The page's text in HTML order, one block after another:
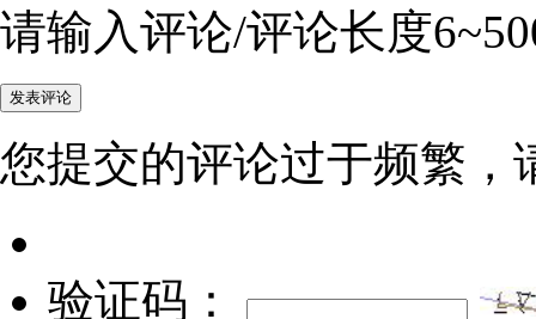
请输入评论/评论长度
您提交的评论过于频繁，
验证码：